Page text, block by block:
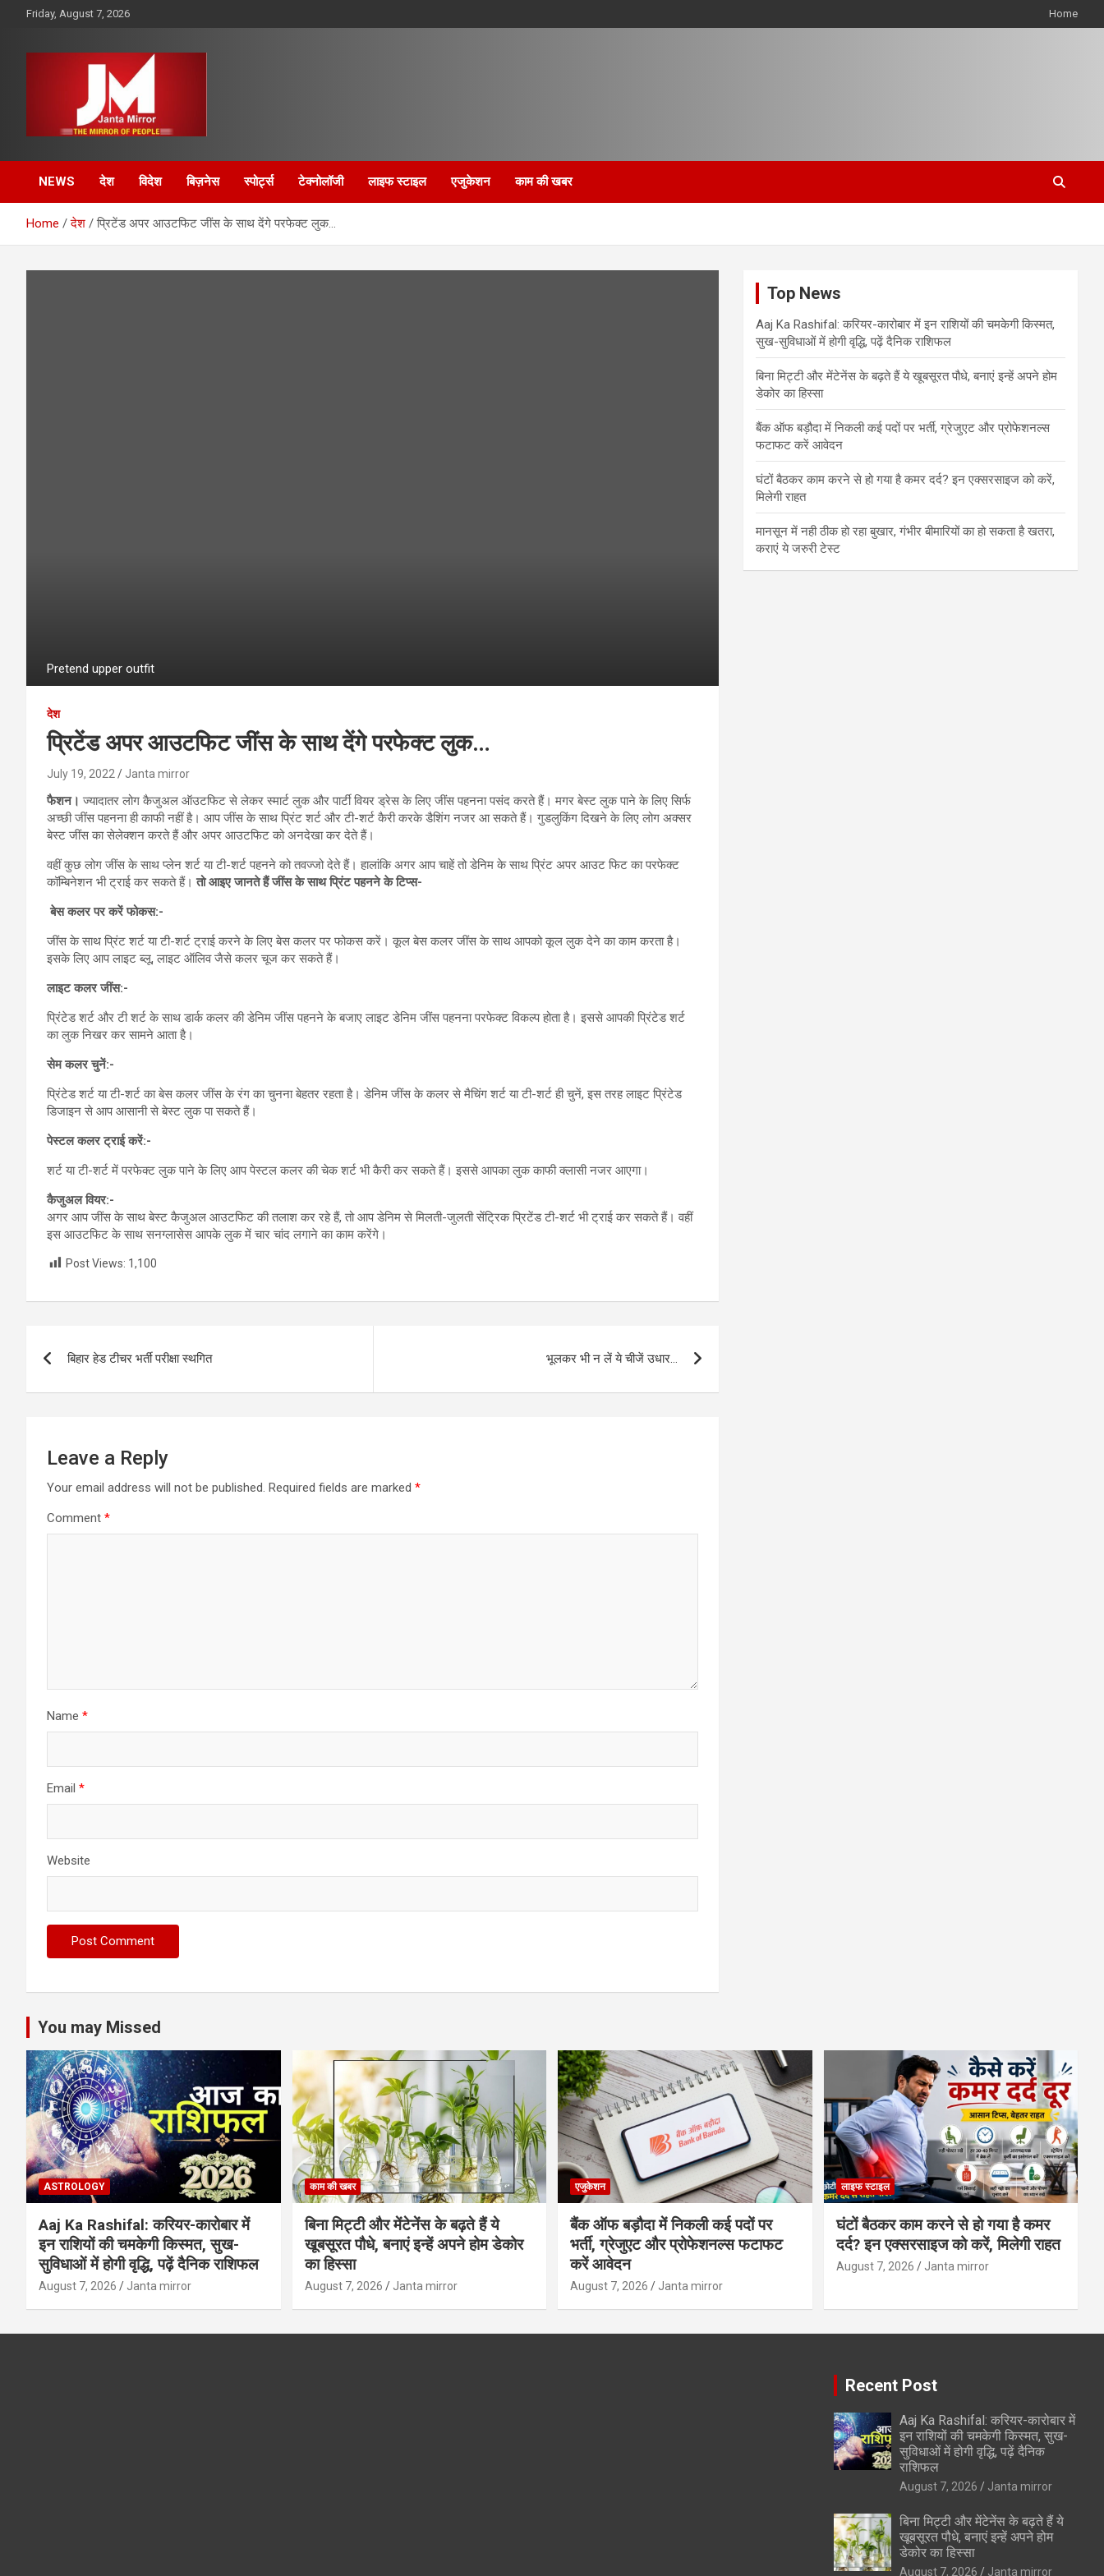
Friday, August 7, 2026 Home
Janta Mirror
NEWS देश विदेश बिज़नेस स्पोर्ट्स टेक्नोलॉजी लाइफ स्टाइल एजुकेशन काम की खबर
Home देश प्रिटेंड अपर आउटफिट जींस के साथ देंगे परफेक्‍ट लुक…
Pretend upper outfit
देश
प्रिटेंड अपर आउटफिट जींस के साथ देंगे परफेक्‍ट लुक…
July 19, 2022 Janta mirror
फैशन। ज्यादातर लोग कैजुअल ऑउटफिट से लेकर स्मार्ट लुक और पार्टी वियर ड्रेस के लिए जींस पहनना पसंद करते हैं। मगर बेस्ट लुक पाने के लिए सिर्फ
अच्छी जींस पहनना ही काफी नहीं है। आप जींस के साथ प्रिंट शर्ट और टी-शर्ट कैरी करके डैशिंग नजर आ सकते हैं। गुडलुकिंग दिखने के लिए लोग अक्सर
बेस्ट जींस का सेलेक्शन करते हैं और अपर आउटफिट को अनदेखा कर देते हैं।
वहीं कुछ लोग जींस के साथ प्लेन शर्ट या टी-शर्ट पहनने को तवज्जो देते हैं। हालांकि अगर आप चाहें तो डेनिम के साथ प्रिंट अपर आउट फिट का परफेक्ट
कॉम्बिनेशन भी ट्राई कर सकते हैं।तो आइए जानते हैं जींस के साथ प्रिंट पहनने के टिप्स-
बेस कलर पर करें फोकस:-
जींस के साथ प्रिंट शर्ट या टी-शर्ट ट्राई करने के लिए बेस कलर पर फोकस करें। कूल बेस कलर जींस के साथ आपको कूल लुक देने का काम करता है।
इसके लिए आप लाइट ब्लू, लाइट ऑलिव जैसे कलर चूज कर सकते हैं।
लाइट कलर जींस:-
प्रिंटेड शर्ट और टी शर्ट के साथ डार्क कलर की डेनिम जींस पहनने के बजाए लाइट डेनिम जींस पहनना परफेक्ट विकल्‍प होता है। इससे आपकी प्रिंटेड शर्ट
का लुक निखर कर सामने आता है।
सेम कलर चुनें:-
प्रिंटेड शर्ट या टी-शर्ट का बेस कलर जींस के रंग का चुनना बेहतर रहता है। डेनिम जींस के कलर से मैचिंग शर्ट या टी-शर्ट ही चुनें, इस तरह लाइट प्रिंटेड
डिजाइन से आप आसानी से बेस्ट लुक पा सकते हैं।
पेस्टल कलर ट्राई करें:-
शर्ट या टी-शर्ट में परफेक्ट लुक पाने के लिए आप पेस्टल कलर की चेक शर्ट भी कैरी कर सकते हैं। इससे आपका लुक काफी क्लासी नजर आएगा।
कैजुअल वियर:-
अगर आप जींस के साथ बेस्ट कैजुअल आउटफिट की तलाश कर रहे हैं, तो आप डेनिम से मिलती-जुलती सेंट्रिक प्रिटेंड टी-शर्ट भी ट्राई कर सकते हैं। वहीं
इस आउटफिट के साथ सनग्लासेस आपके लुक में चार चांद लगाने का काम करेंगे।
Post Views: 1,100
navigation
बिहार हेड टीचर भर्ती परीक्षा स्‍थगित भूलकर भी न लें ये चीजें उधार…
Leave a Reply
Your email address will not be published. Required fields are marked *
Comment *
Name *
Email *
Website
Top News
Aaj Ka Rashifal: करियर-कारोबार में इन राशियों की चमकेगी किस्मत,
सुख-सुविधाओं में होगी वृद्धि, पढ़ें दैनिक राशिफल
बिना मिट्टी और मेंटेनेंस के बढ़ते हैं ये खूबसूरत पौधे, बनाएं इन्‍हें अपने होम
डेकोर का हिस्‍सा
बैंक ऑफ बड़ौदा में निकली कई पदों पर भर्ती, ग्रेजुएट और प्रोफेशनल्स
फटाफट करें आवेदन
घंटों बैठकर काम करने से हो गया है कमर दर्द? इन एक्सरसाइज को करें,
मिलेगी राहत
मानसून में नही ठीक हो रहा बुखार, गंभीर बीमारियों का हो सकता है खतरा,
कराएं ये जरुरी टेस्ट
You may Missed
ASTROLOGY
Aaj Ka Rashifal: करियर-कारोबार में
इन राशियों की चमकेगी किस्मत, सुख-
सुविधाओं में होगी वृद्धि, पढ़ें दैनिक राशिफल
August 7, 2026 Janta mirror
काम की खबर
बिना मिट्टी और मेंटेनेंस के बढ़ते हैं ये
खूबसूरत पौधे, बनाएं इन्‍हें अपने होम डेकोर
का हिस्‍सा
August 7, 2026 Janta mirror
एजुकेशन
बैंक ऑफ बड़ौदा में निकली कई पदों पर
भर्ती, ग्रेजुएट और प्रोफेशनल्स फटाफट
करें आवेदन
August 7, 2026 Janta mirror
लाइफ स्टाइल
घंटों बैठकर काम करने से हो गया है कमर
दर्द? इन एक्सरसाइज को करें, मिलेगी राहत
August 7, 2026 Janta mirror
Recent Post
Aaj Ka Rashifal: करियर-कारोबार में
इन राशियों की चमकेगी किस्मत, सुख-
सुविधाओं में होगी वृद्धि, पढ़ें दैनिक
राशिफल
August 7, 2026 Janta mirror
बिना मिट्टी और मेंटेनेंस के बढ़ते हैं ये
खूबसूरत पौधे, बनाएं इन्‍हें अपने होम
डेकोर का हिस्‍सा
August 7, 2026 Janta mirror